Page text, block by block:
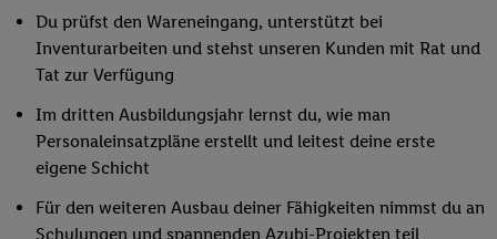
Du prüfst den Wareneingang, unterstützt bei
Inventurarbeiten und stehst unseren Kunden mit Rat und
Tat zur Verfügung
Im dritten Ausbildungsjahr lernst du, wie man
Personaleinsatzpläne erstellt und leitest deine erste
eigene Schicht
Für den weiteren Ausbau deiner Fähigkeiten nimmst du an
Schulungen und spannenden Azubi-Projekten teil